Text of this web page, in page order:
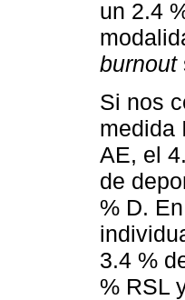
un 2.4
burnout
Si nos
medida
AE, el
de
% D.
3.4 %
% RSL